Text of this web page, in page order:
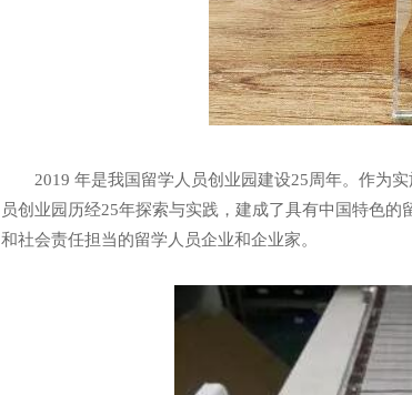
2019 年是我国留学人员创业园建设25周年。作为
员创业园历经25年探索与实践，建成了具有中国特色
和社会责任担当的留学人员企业和企业家。